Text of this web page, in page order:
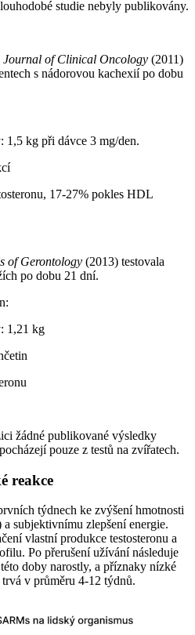
studie nebyly publikovány.
Journal of Clinical Oncology (2011)
s nádorovou kachexií po dobu
1,5 kg při dávce 3 mg/den.
17-27% pokles HDL
of Gerontology (2013) testovala
po dobu 21 dní.
1,21 kg
žádné publikované výsledky
pouze z testů na zvířatech.
reakce
týdnech ke zvýšení hmotnosti
subjektivnímu zlepšení energie.
vlastní produkce testosteronu a
Po přerušení užívání následuje
doby narostly, a příznaky nízké
v průměru 4-12 týdnů.